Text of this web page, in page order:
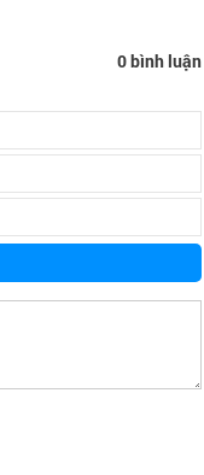
0 bình luận